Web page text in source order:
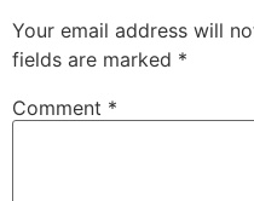
Your email address will
fields are marked *
Comment *